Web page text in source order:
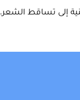
إلى تساقط الشعر.